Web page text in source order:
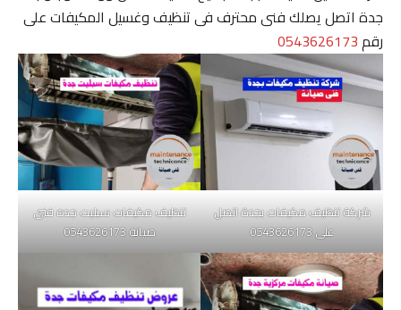
جدة اتصل يصلك فنى محترف فى تنظيف وغسيل المكيفات على
رقم0543626173
شركة تنظيف مكيفات بجدة اتصل
على 0543626173
تنظيف مكيفات سبليت جده فنى
صيانة 0543626173